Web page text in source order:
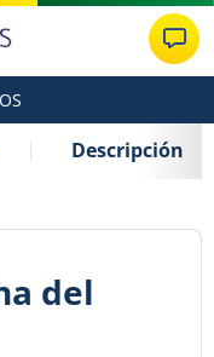
Descripción
del